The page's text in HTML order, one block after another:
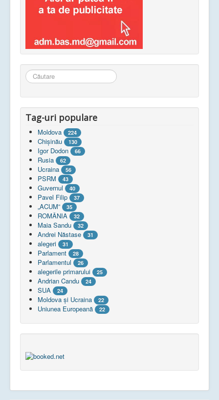
Căutare
...
Tag-uri populare
Moldova 224
Chişinău 130
Igor Dodon 66
Rusia 62
Ucraina 56
PSRM 43
Guvernul 40
Pavel Filip 37
„ACUM” 35
ROMÂNIA 32
Maia Sandu 32
Andrei Năstase 31
alegeri 31
Parlament 28
Parlamentul 26
alegerile primarului 25
Andrian Candu 24
SUA 24
Moldova și Ucraina 22
Uniunea Europeană 22